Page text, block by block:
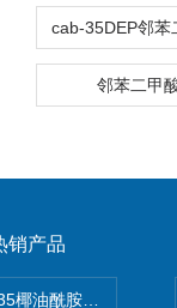
邻苯二甲
销产品
椰油酰胺丙基甜菜碱